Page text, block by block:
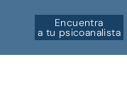
Encuentra
a tu psicoanalista